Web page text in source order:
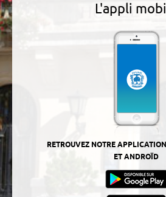
L'appli
RETROUVEZ NOTRE
ET ANDROÏD